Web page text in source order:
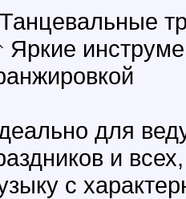
Танцевальные
Яркие
для
и
с